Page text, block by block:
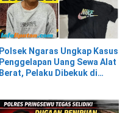
Polsek Ngaras Ungkap Kasus
Penggelapan Uang Sewa Alat
Berat, Pelaku Dibekuk di